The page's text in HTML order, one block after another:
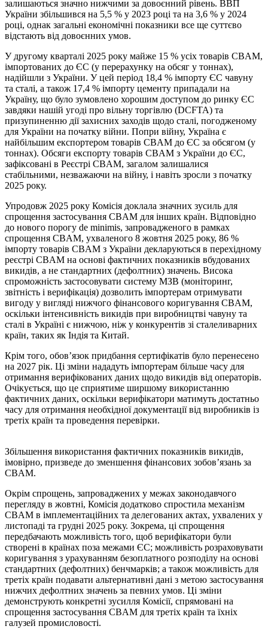
залишаються значно нижчими за довоєнний рівень. ВВП
України збільшився на 5,5 % у 2023 році та на 3,6 % у 2024
році, однак загальні економічні показники все ще суттєво
відстають від довоєнних умов.
У другому кварталі 2025 року майже 15 % усіх товарів CBAM,
імпортованих до ЄС (у перерахунку на обсяг у тоннах),
надійшли з України. У цей період 18,4 % імпорту ЄС чавуну
та сталі, а також 17,4 % імпорту цементу припадали на
Україну, що було зумовлено хорошим доступом до ринку ЄС
завдяки нашій угоді про вільну торгівлю (DCFTA) та
призупиненню дії захисних заходів щодо сталі, погодженому
для України на початку війни. Попри війну, Україна є
найбільшим експортером товарів CBAM до ЄС за обсягом (у
тоннах). Обсяги експорту товарів CBAM з України до ЄС,
зафіксовані в Реєстрі CBAM, загалом залишалися
стабільними, незважаючи на війну, і навіть зросли з початку
2025 року.
Упродовж 2025 року Комісія доклала значних зусиль для
спрощення застосування CBAM для інших країн. Відповідно
до нового порогу de minimis, запровадженого в рамках
спрощення CBAM, ухваленого 8 жовтня 2025 року, 86 %
імпорту товарів CBAM з України декларуються в перехідному
реєстрі CBAM на основі фактичних показників вбудованих
викидів, а не стандартних (дефолтних) значень. Висока
спроможність застосовувати систему МЗВ (моніторинг,
звітність і верифікація) дозволить імпортерам отримувати
вигоду у вигляді нижчого фінансового коригування CBAM,
оскільки інтенсивність викидів при виробництві чавуну та
сталі в Україні є нижчою, ніж у конкурентів зі сталеливарних
країн, таких як Індія та Китай.
Крім того, обов’язок придбання сертифікатів було перенесено
на 2027 рік. Ці зміни нададуть імпортерам більше часу для
отримання верифікованих даних щодо викидів від операторів.
Очікується, що це сприятиме ширшому використанню
фактичних даних, оскільки верифікатори матимуть достатньо
часу для отримання необхідної документації від виробників із
третіх країн та проведення перевірки.
Збільшення використання фактичних показників викидів,
імовірно, призведе до зменшення фінансових зобов’язань за
CBAM.
Окрім спрощень, запроваджених у межах законодавчого
перегляду в жовтні, Комісія додатково спростила механізм
CBAM в імплементаційних та делегованих актах, ухвалених у
листопаді та грудні 2025 року. Зокрема, ці спрощення
передбачають можливість того, щоб верифікатори були
створені в країнах поза межами ЄС; можливість розраховувати
коригування з урахуванням безоплатного розподілу на основі
стандартних (дефолтних) бенчмарків; а також можливість для
третіх країн подавати альтернативні дані з метою застосування
нижчих дефолтних значень за певних умов. Ці зміни
демонструють конкретні зусилля Комісії, спрямовані на
спрощення застосування CBAM для третіх країн та їхніх
галузей промисловості.